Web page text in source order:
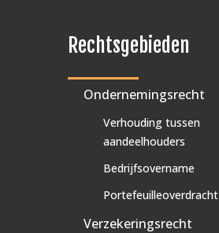
Rechtsgebieden
Ondernemingsrecht
Verhouding tussen
aandeelhouders
Bedrijfsovername
Portefeuilleoverdracht
Verzekeringsrecht